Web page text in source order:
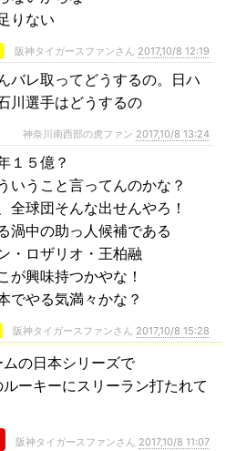
りない
阪神タイガースファンさん 2017,10/8 12:19
バレ取ってどうするの。日ハ
川選手はどうするの
神奈川南西部の虎ファン 2017,10/8 13:24
１５億？
いうこと言ってんのかな？
全球団そんな出せんやろ！
渦中の助っ人候補である
・ロザリオ・王柏融
が興味持つかやな！
でやる気満々かな？
阪神タイガースファンさん 2017,10/8 15:28
の日本シリーズで
ーキーにスリーラン打たれて
阪神タイガースファンさん 2017,10/8 11:07